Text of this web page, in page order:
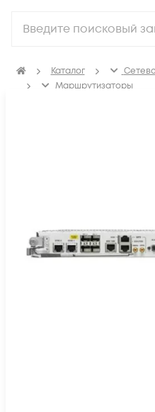
Каталог
Маршрутизаторы